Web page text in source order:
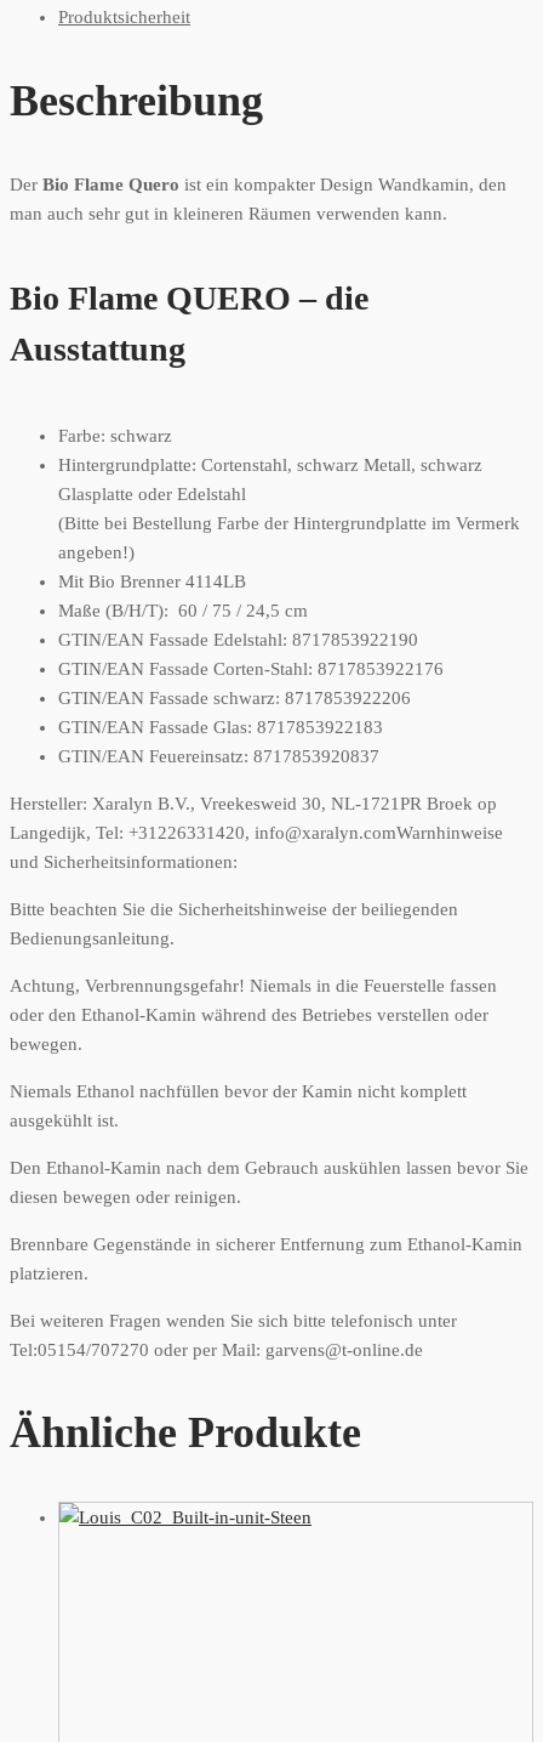
Produktsicherheit
Beschreibung
Der Bio Flame Quero ist ein kompakter Design Wandkamin, den
man auch sehr gut in kleineren Räumen verwenden kann.
Bio Flame QUERO – die
Ausstattung
Farbe: schwarz
Hintergrundplatte: Cortenstahl, schwarz Metall, schwarz
Glasplatte oder Edelstahl
(Bitte bei Bestellung Farbe der Hintergrundplatte im Vermerk
angeben!)
Mit Bio Brenner 4114LB
Maße (B/H/T): 60 / 75 / 24,5 cm
GTIN/EAN Fassade Edelstahl: 8717853922190
GTIN/EAN Fassade Corten-Stahl: 8717853922176
GTIN/EAN Fassade schwarz: 8717853922206
GTIN/EAN Fassade Glas: 8717853922183
GTIN/EAN Feuereinsatz: 8717853920837
Hersteller: Xaralyn B.V., Vreekesweid 30, NL-1721PR Broek op
Langedijk, Tel: +31226331420, info@xaralyn.comWarnhinweise
und Sicherheitsinformationen:
Bitte beachten Sie die Sicherheitshinweise der beiliegenden
Bedienungsanleitung.
Achtung, Verbrennungsgefahr! Niemals in die Feuerstelle fassen
oder den Ethanol-Kamin während des Betriebes verstellen oder
bewegen.
Niemals Ethanol nachfüllen bevor der Kamin nicht komplett
ausgekühlt ist.
Den Ethanol-Kamin nach dem Gebrauch auskühlen lassen bevor Sie
diesen bewegen oder reinigen.
Brennbare Gegenstände in sicherer Entfernung zum Ethanol-Kamin
platzieren.
Bei weiteren Fragen wenden Sie sich bitte telefonisch unter
Tel:05154/707270 oder per Mail: garvens@t-online.de
Ähnliche Produkte